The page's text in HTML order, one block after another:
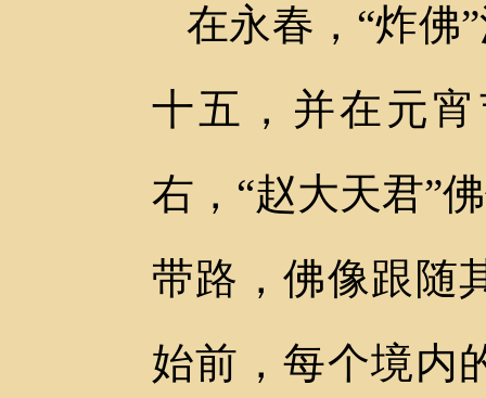
在永春，“炸佛
十五，并在元
右，“赵大天君”
带路，佛像跟随
始前，每个境内